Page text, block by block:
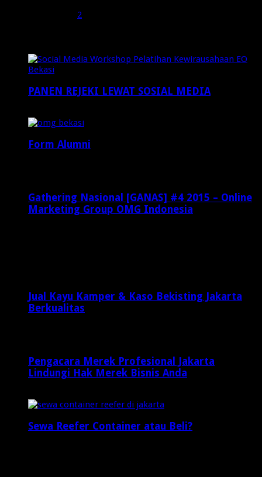
2
PANEN REJEKI LEWAT SOSIAL MEDIA
Form Alumni
Gathering Nasional [GANAS] #4 2015 – Online
Marketing Group OMG Indonesia
Jual Kayu Kamper & Kaso Bekisting Jakarta
Berkualitas
Pengacara Merek Profesional Jakarta
Lindungi Hak Merek Bisnis Anda
Sewa Reefer Container atau Beli?